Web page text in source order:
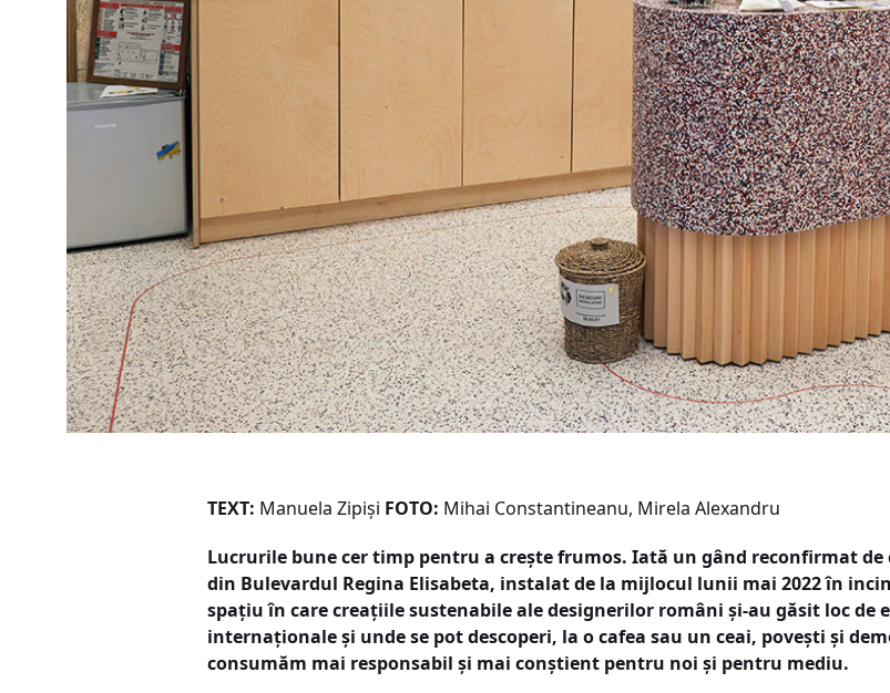
TEXT: Manuela Zipiși FOTO: Mihai Constantineanu, Mirela Alexandru
Lucrurile bune cer timp pentru a crește frumos. Iată un gând reconfirmat de
din Bulevardul Regina Elisabeta, instalat de la mijlocul lunii mai 2022 în
spațiu în care creațiile sustenabile ale designerilor români și-au găsit loc de
internaționale și unde se pot descoperi, la o cafea sau un ceai, povești și
consumăm mai responsabil și mai conștient pentru noi și pentru mediu.